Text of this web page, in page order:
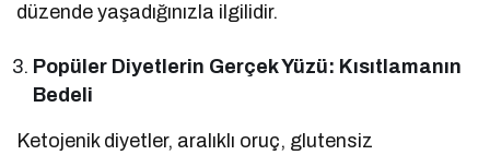
düzende yaşadığınızla ilgilidir.
Popüler Diyetlerin Gerçek Yüzü: Kısıtlamanın
Bedeli
Ketojenik diyetler, aralıklı oruç, glutensiz